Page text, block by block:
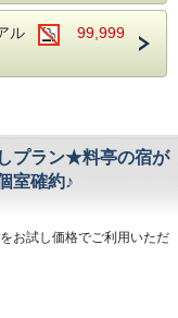
汁
糀温泉出汁仕立
ン
、急遽お献立が変
はん～
種舟盛り
焼き 新緑ソース
汁
石川産こしひか
ル
99,999
プラン★料亭の宿が
室確約♪
お試し価格でご利用いただ